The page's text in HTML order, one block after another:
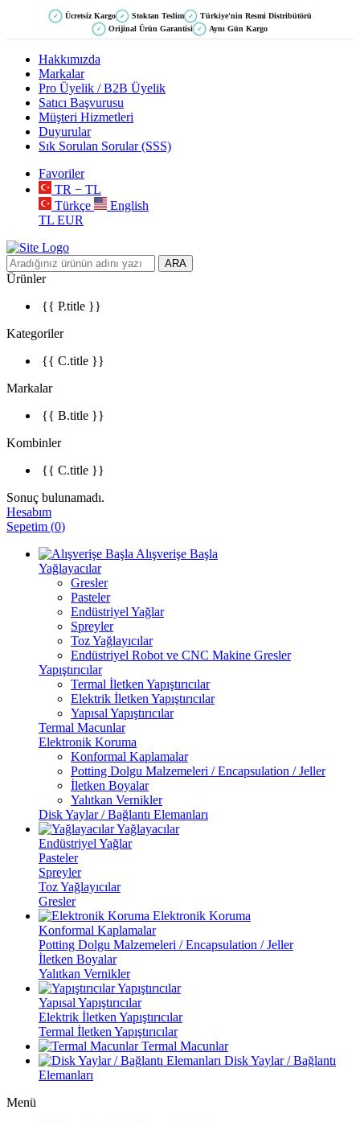
✓ Ücretsiz Kargo ✓ Stoktan Teslim ✓ Türkiye'nin Resmi Distribütörü
✓ Orijinal Ürün Garantisi ✓ Aynı Gün Kargo
Hakkımızda
Markalar
Pro Üyelik / B2B Üyelik
Satıcı Başvurusu
Müşteri Hizmetleri
Duyurular
Sık Sorulan Sorular (SSS)
Favoriler
TR − TL
Türkçe
English
TL EUR
ARA
Ürünler
{{ P.title }}
Kategoriler
{{ C.title }}
Markalar
{{ B.title }}
Kombinler
{{ C.title }}
Sonuç bulunamadı.
Hesabım
Sepetim (0)
Alışverişe Başla
Yağlayacılar
Gresler
Pasteler
Endüstriyel Yağlar
Spreyler
Toz Yağlayıcılar
Endüstriyel Robot ve CNC Makine Gresler
Yapıştırıcılar
Termal İletken Yapıştırıcılar
Elektrik İletken Yapıştırıcılar
Yapısal Yapıştırıcılar
Termal Macunlar
Elektronik Koruma
Konformal Kaplamalar
Potting Dolgu Malzemeleri / Encapsulation / Jeller
İletken Boyalar
Yalıtkan Vernikler
Disk Yaylar / Bağlantı Elemanları
Yağlayacılar
Endüstriyel Yağlar
Pasteler
Spreyler
Toz Yağlayıcılar
Gresler
Elektronik Koruma
Konformal Kaplamalar
Potting Dolgu Malzemeleri / Encapsulation / Jeller
İletken Boyalar
Yalıtkan Vernikler
Yapıştırıcılar
Yapısal Yapıştırıcılar
Elektrik İletken Yapıştırıcılar
Termal İletken Yapıştırıcılar
Termal Macunlar
Disk Yaylar / Bağlantı
Elemanları
Menü